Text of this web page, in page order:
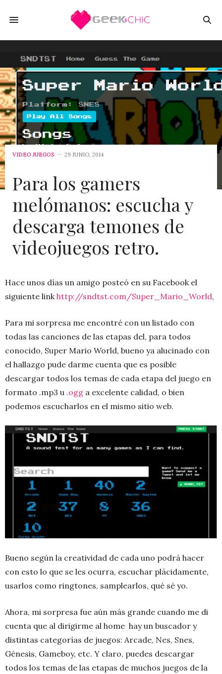
VIDEO JUEGOS 29 JUNIO, 2014
Para los gamers
melómanos: escucha y
descarga temones de
videojuegos retro.
Hace unos días un amigo posteó en su Facebook el
siguiente linkhttp://sndtst.com/Super_Mario_World,
Para mi sorpresa me encontré con un listado con
todas las canciones de las etapas del, para todos
conocido, Super Mario World, bueno ya alucinado con
el hallazgo pude darme cuenta que es posible
descargar todos los temas de cada etapa del juego en
formato .mp3 u .ogg a excelente calidad, o bien
podemos escucharlos en el mismo sitio web.
Bueno según la creatividad de cada uno podrá hacer
con esto lo que se les ocurra, escuchar plácidamente,
usarlos como ringtones, samplearlos, qué sé yo.
Ahora, mi sorpresa fue aún más grande cuando me di
cuenta que al dirigirme al home hay un buscador y
distintas categorías de juegos: Arcade, Nes, Snes,
Génesis, Gameboy, etc. Y claro, puedes descargar
todos los temas de las etapas de muchos juegos de la